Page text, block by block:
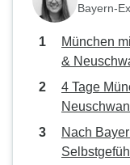
Bayern-
München
&
4 Tage
Nach